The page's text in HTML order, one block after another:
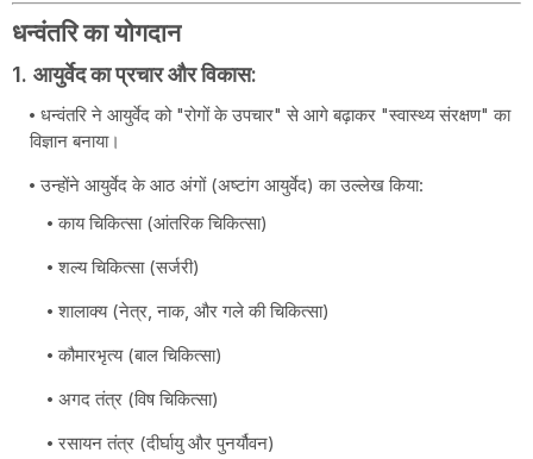
धन्वंतरि का योगदान
1. आयुर्वेद का प्रचार और विकास:
धन्वंतरि ने आयुर्वेद को "रोगों के उपचार" से आगे बढ़ाकर "स्वास्थ्य संरक्षण" का
विज्ञान बनाया।
उन्होंने आयुर्वेद के आठ अंगों (अष्टांग आयुर्वेद) का उल्लेख किया:
काय चिकित्सा (आंतरिक चिकित्सा)
शल्य चिकित्सा (सर्जरी)
शालाक्य (नेत्र, नाक, और गले की चिकित्सा)
कौमारभृत्य (बाल चिकित्सा)
अगद तंत्र (विष चिकित्सा)
रसायन तंत्र (दीर्घायु और पुनर्यौवन)